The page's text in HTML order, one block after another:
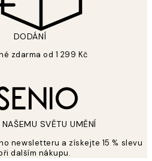
DODÁNÍ
zdarma od 1 299 Kč
SVĚTU UMĚNÍ
newsletteru a získejte 15 % slevu
dalším nákupu.